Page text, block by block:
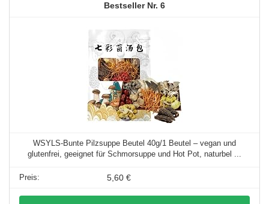
6
WSYLS-Bunte Pilzsuppe Beutel 40g/1 Beutel – vegan und
glutenfrei, geeignet für Schmorsuppe und Hot Pot, naturbel ...
5,60 €